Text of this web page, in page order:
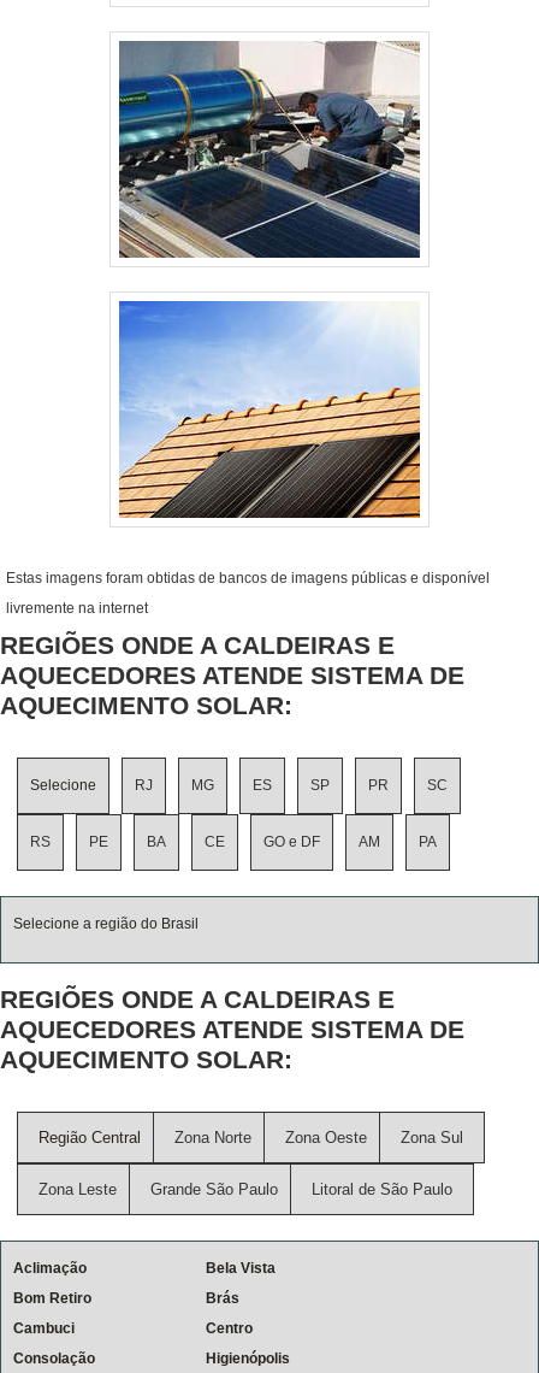
Estas imagens foram obtidas de bancos de imagens públicas e disponível
livremente na internet
REGIÕES ONDE A CALDEIRAS E
AQUECEDORES ATENDE SISTEMA DE
AQUECIMENTO SOLAR:
Selecione RJ MG ES SP PR SC
RS PE BA CE GO e DF AM PA
Selecione a região do Brasil
REGIÕES ONDE A CALDEIRAS E
AQUECEDORES ATENDE SISTEMA DE
AQUECIMENTO SOLAR:
Região Central Zona Norte Zona Oeste Zona Sul
Zona Leste Grande São Paulo Litoral de São Paulo
Aclimação
Bela Vista
Bom Retiro
Brás
Cambuci
Centro
Consolação
Higienópolis